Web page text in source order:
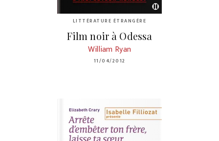
LITTÉRATURE ÉTRANGÈRE
Film noir à Odessa
William Ryan
11/04/2012